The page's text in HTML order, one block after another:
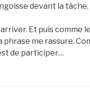
devant la tâche.
arriver. Et puis
me rassure.
de participer…